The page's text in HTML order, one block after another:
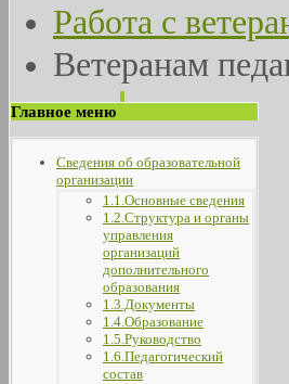
Работа с
Ветеранам
Главное меню
Сведения об образовательной
организации
1.1.Основные сведения
1.2.Структура и органы
управления
организаций
дополнительного
образования
1.3.Документы
1.4.Образование
1.5.Руководство
1.6.Педагогический
состав